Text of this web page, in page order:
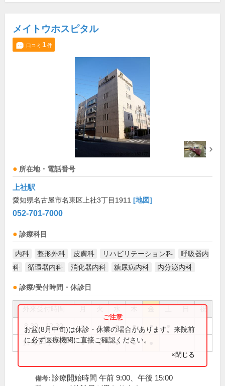
メイトウホスピタル
口コミ 1件
所在地・電話番号
上社駅
愛知県名古屋市名東区上社3丁目1911 [地図]
052-701-7000
診療科目
内科 整形外科 皮膚科 リハビリテーション科
呼吸器内
科
循環器内科 消化器内科 糖尿病内科 内分泌内科
診療/受付時間・休診日
祝
8:30～12:30 ● ● ● ● ●
14:30～17:30 ● ● ● ●
お盆(8月中旬)は休診・休業の場合があります。来院前
に必ず医療機関に直接ご確認ください。
×閉じる
備考: 診療開始時間 午前 9:00、午後 15:00